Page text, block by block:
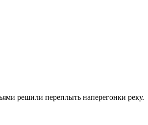
решили переплыть наперегонки реку.